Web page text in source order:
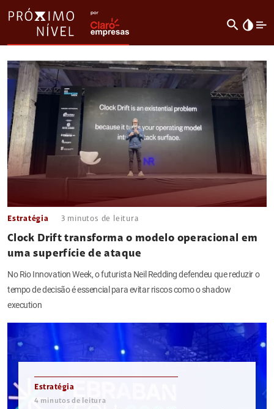
search invert_colors
Estratégia 3 minutos de leitura
Clock Drift transforma o modelo operacional em
uma superfície de ataque
No Rio Innovation Week, o futurista Neil Redding defendeu que reduzir o
tempo de decisão é essencial para evitar riscos como o shadow
execution
Estratégia
4 minutos de leitura